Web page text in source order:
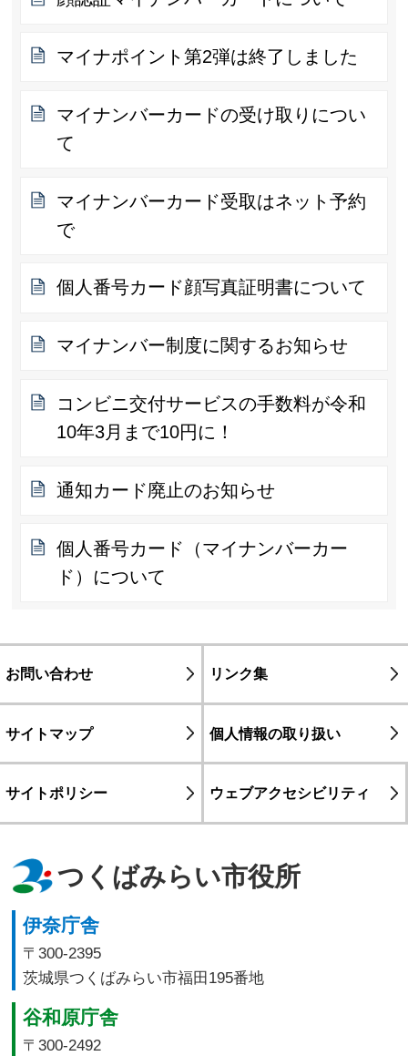
マイナポイント第2弾は終了しました
マイナンバーカードの受け取りについ
て
マイナンバーカード受取はネット予約
で
個人番号カード顔写真証明書について
マイナンバー制度に関するお知らせ
コンビニ交付サービスの手数料が令和
10年3月まで10円に！
通知カード廃止のお知らせ
個人番号カード（マイナンバーカー
ド）について
お問い合わせ リンク集
サイトマップ 個人情報の取り扱い
サイトポリシー ウェブアクセシビリティ
つくばみらい市役所
伊奈庁舎
〒300-2395
茨城県つくばみらい市福田195番地
谷和原庁舎
〒300-2492